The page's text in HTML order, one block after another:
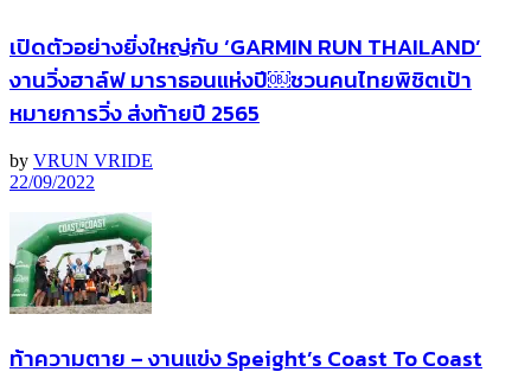
เปิดตัวอย่างยิ่งใหญ่กับ ‘GARMIN RUN THAILAND’
งานวิ่งฮาล์ฟ มาราธอนแห่งปี￼ชวนคนไทยพิชิตเป้า
หมายการวิ่ง ส่งท้ายปี 2565
by VRUN VRIDE
22/09/2022
ท้าความตาย – งานแข่ง Speight’s Coast To Coast